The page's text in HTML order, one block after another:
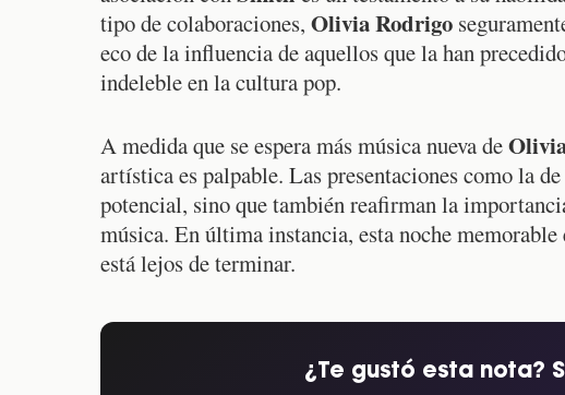
tipo de colaboraciones, Olivia Rodrigo
eco de la influencia de aquellos que la han
indeleble en la cultura pop.
A medida que se espera más música nueva de
artística es palpable. Las presentaciones como la
potencial, sino que también reafirman la
música. En última instancia, esta noche
está lejos de terminar.
¿Te gustó esta nota?